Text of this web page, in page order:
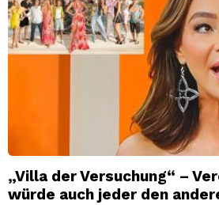
„Villa der Versuchung“ –
würde auch jeder den